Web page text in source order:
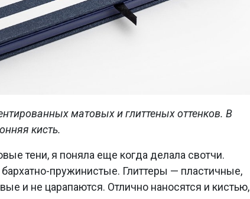
матовых и глиттеных оттенков. В
кисть.
тени, я поняла еще когда делала свотчи.
пружинистые. Глиттеры — пластичные,
и не царапаются. Отлично наносятся и кистью,